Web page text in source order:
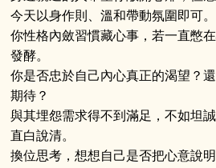
今天以身作則、溫和帶動氛圍即可。
你性格內斂習慣藏心事，若一直憋
發酵。
你是否忠於自己內心真正的渴望？
期待？
與其埋怨需求得不到滿足，不如坦
直白說清。
換位思考，想想自己是否把心意說明